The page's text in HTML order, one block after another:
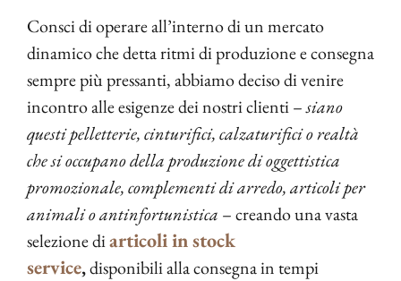
Consci di operare all’interno di un mercato
dinamico che detta ritmi di produzione e consegna
sempre più pressanti, abbiamo deciso di venire
incontro alle esigenze dei nostri clienti –siano
questi pelletterie, cinturifici, calzaturifici o realtà
che si occupano della produzione di oggettistica
promozionale, complementi di arredo, articoli per
animali o antinfortunistica – creando una vasta
selezione diarticoli in stock
service,disponibili alla consegna in tempi